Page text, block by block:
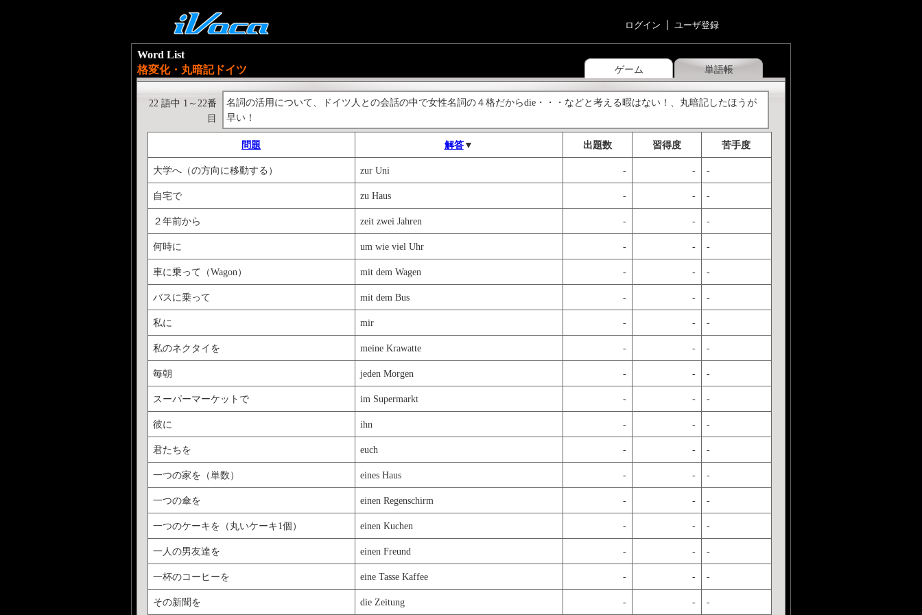
ログイン ユーザ登録
ゲーム 単語帳
Word List
格変化・丸暗記ドイツ
名詞の活用について、ドイツ人との会話の中で女性名詞の４格だからdie・・・などと考える暇はない！、丸暗記したほうが
早い！
22 語中 1～22番
目
問題 解答▼ 出題数 習得度 苦手度
大学へ（の方向に移動する） zur Uni - - -
自宅で zu Haus - - -
２年前から zeit zwei Jahren - - -
何時に um wie viel Uhr - - -
車に乗って（Wagon） mit dem Wagen - - -
バスに乗って mit dem Bus - - -
私に mir - - -
私のネクタイを meine Krawatte - - -
毎朝 jeden Morgen - - -
スーパーマーケットで im Supermarkt - - -
彼に ihn - - -
君たちを euch - - -
一つの家を（単数） eines Haus - - -
一つの傘を einen Regenschirm - - -
一つのケーキを（丸いケーキ1個） einen Kuchen - - -
一人の男友達を einen Freund - - -
一杯のコーヒーを eine Tasse Kaffee - - -
その新聞を die Zeitung - - -